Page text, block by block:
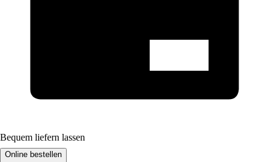
Bequem liefern lassen
Online bestellen